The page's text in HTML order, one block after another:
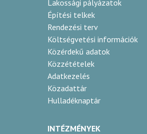
Lakossági pályázatok
Építési telkek
Rendezési terv
Költségvetési információk
Közérdekű adatok
Közzétételek
Adatkezelés
Közadattár
Hulladéknaptár
INTÉZMÉNYEK